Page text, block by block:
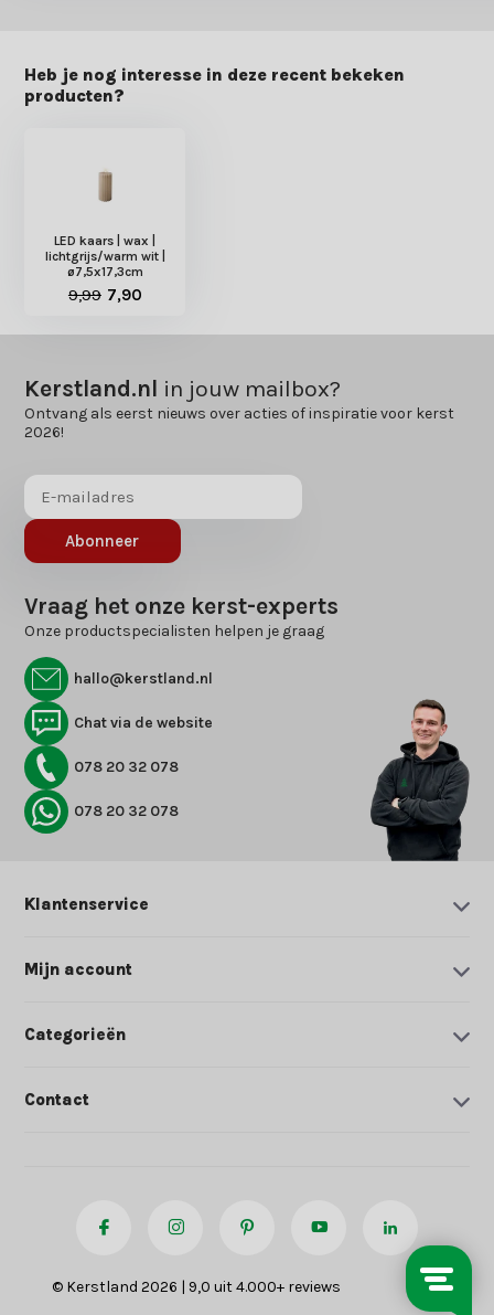
Heb je nog interesse in deze recent bekeken
producten?
LED kaars | wax |
lichtgrijs/warm wit |
ø7,5x17,3cm
9,99 7,90
Kerstland.nl in jouw mailbox?
Ontvang als eerst nieuws over acties of inspiratie voor kerst
2026!
Abonneer
Vraag het onze kerst-experts
Onze productspecialisten helpen je graag
hallo@kerstland.nl
Chat via de website
078 20 32 078
078 20 32 078
Klantenservice
Mijn account
Categorieën
Contact
© Kerstland 2026 | 9,0 uit 4.000+ reviews